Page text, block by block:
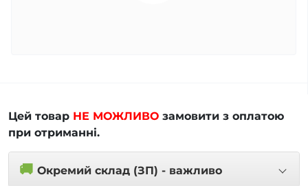
Цей товар НЕ МОЖЛИВО замовити з оплатою
при отриманні.
🚚 Окремий склад (ЗП) - важливо